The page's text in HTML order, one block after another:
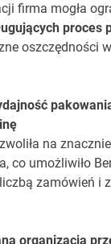
firma mogła
proces
oszczędności
na
co umożliwiło
zamówień i
organizacja